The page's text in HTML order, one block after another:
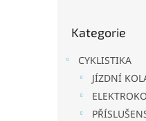
kategorie
Kategorie
CYKLISTIKA
JÍZDNÍ